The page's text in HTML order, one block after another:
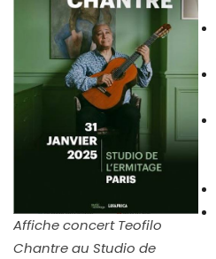
Affiche concert Teofilo
Chantre au Studio de